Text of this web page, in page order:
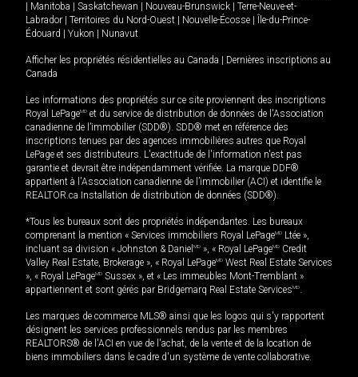
Manitoba Saskatchewan Nouveau-Brunswick
Terre-Neuve-et-
Labrador
Territoires du Nord-Ouest Nouvelle-Écosse
Île-du-Prince-
Édouard
Yukon Nunavut
Afficher les propriétés résidentielles au Canada
Dernières inscriptions au
Canada
Les informations des propriétés sur ce site proviennent des inscriptions
Royal LePageMD et du service de distribution de données de l'Association
canadienne de l’immobilier (SDD®). SDD® met en référence des
inscriptions tenues par des agences immobilières autres que Royal
LePage et ses distributeurs. L'exactitude de l'information n'est pas
garantie et devrait être indépendamment vérifiée. La marque DDF®
appartient à l'Association canadienne de l’immobilier (ACI) et identifie le
REALTOR.ca Installation de distribution de données (SDD®).
*Tous les bureaux sont des propriétés indépendantes. Les bureaux
comprenant la mention « Services immobiliers Royal LePageMD Ltée »,
incluant sa division « Johnston & Daniel MD », « Royal LePageMD Credit
Valley Real Estate, Brokerage », « Royal LePageMD West Real Estate Services
», « Royal LePageMD Sussex », et « Les immeubles Mont-Tremblant »
appartiennent et sont gérés par Bridgemarq Real Estate ServicesMD.
Les marques de commerce MLS® ainsi que les logos qui s'y rapportent
désignent les services professionnels rendus par les membres
REALTORS® de l'ACI en vue de l'achat, de la vente et de la location de
biens immobiliers dans le cadre d'un système de vente collaborative.